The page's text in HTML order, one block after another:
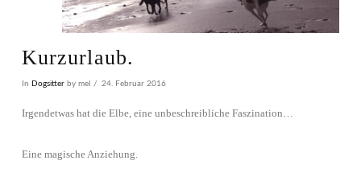
Kurzurlaub.
In Dogsitterby mel 24. Februar 2016
Irgendetwas hat die Elbe, eine unbeschreibliche Faszination…
Eine magische Anziehung.